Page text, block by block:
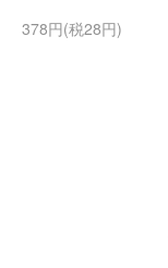
378円(税28円)